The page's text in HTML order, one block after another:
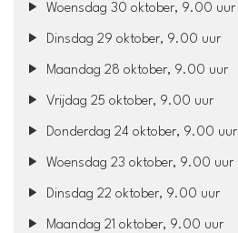
Woensdag 30 oktober, 9.00 uur
Dinsdag 29 oktober, 9.00 uur
Maandag 28 oktober, 9.00 uur
Vrijdag 25 oktober, 9.00 uur
Donderdag 24 oktober, 9.00 uur
Woensdag 23 oktober, 9.00 uur
Dinsdag 22 oktober, 9.00 uur
Maandag 21 oktober, 9.00 uur